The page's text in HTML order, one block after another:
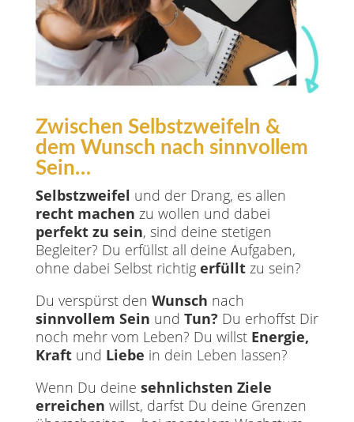
Zwischen Selbstzweifeln &
dem Wunsch nach sinnvollem
Sein…
Selbstzweifel und der Drang, es allen
recht machen zu wollen und dabei
perfekt zu sein, sind deine stetigen
Begleiter? Du erfüllst all deine Aufgaben,
ohne dabei Selbst richtig erfülltzu sein?
Du verspürst den Wunsch nach
sinnvollem Sein und Tun? Du erhoffst Dir
noch mehr vom Leben? Du willst Energie,
Kraftund Liebe in dein Leben lassen?
Wenn Du deine sehnlichsten Ziele
erreichen willst, darfst Du deine Grenzen